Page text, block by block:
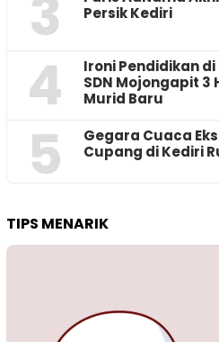
3
Persik Kediri
4
Ironi Pendidikan
SDN Mojongapit 3
Murid Baru
5
‎Gegara Cuaca
Cupang di Kediri
TIPS MENARIK